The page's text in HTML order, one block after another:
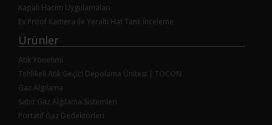
Kapalı Hacim Uygulamaları
Ex Proof Kamera ile Yeraltı Hat Tank İnceleme
Ürünler
Atık Yönetimi
Tehlikeli Atık Geçici Depolama Ünitesi | TOCON
Gaz Algılama
Sabit Gaz Algılama Sistemleri
Portatif Gaz Dedektörleri